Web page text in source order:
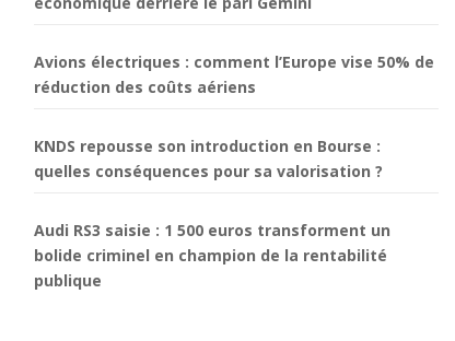
Avions électriques : comment l’Europe vise 50% de
réduction des coûts aériens
KNDS repousse son introduction en Bourse :
quelles conséquences pour sa valorisation ?
Audi RS3 saisie : 1 500 euros transforment un
bolide criminel en champion de la rentabilité
publique